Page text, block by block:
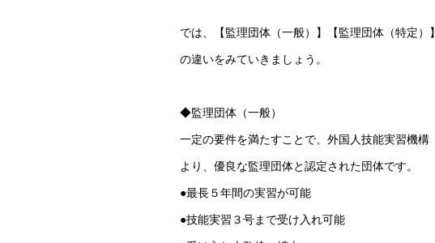
では、【監理団体（一般）】【監理団体（特定）】
の違いをみていきましょう。
◆監理団体（一般）
一定の要件を満たすことで、外国人技能実習機構
より、優良な監理団体と認定された団体です。
●最長５年間の実習が可能
●技能実習３号まで受け入れ可能